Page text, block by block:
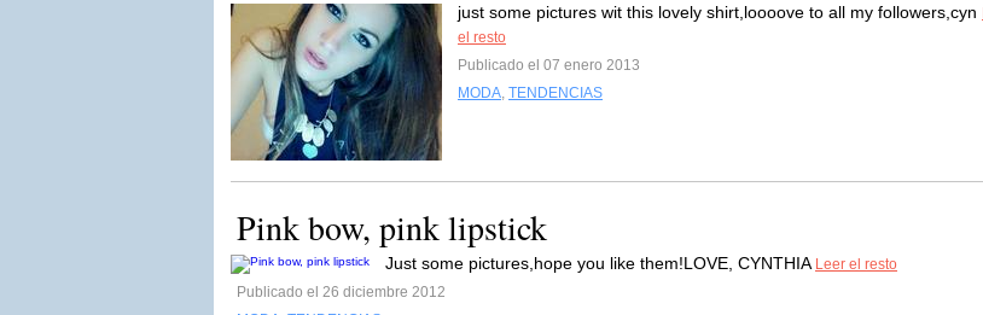
just some pictures wit this lovely shirt,loooove to all my followers,cyn
el resto
Publicado el 07 enero 2013
MODA, TENDENCIAS
Pink bow, pink lipstick
Just some pictures,hope you like them!LOVE, CYNTHIA Leer el resto
Publicado el 26 diciembre 2012